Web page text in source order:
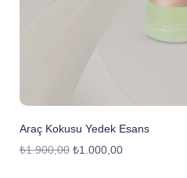
Araç Kokusu Yedek Esans
₺1.900,00 ₺1.000,00